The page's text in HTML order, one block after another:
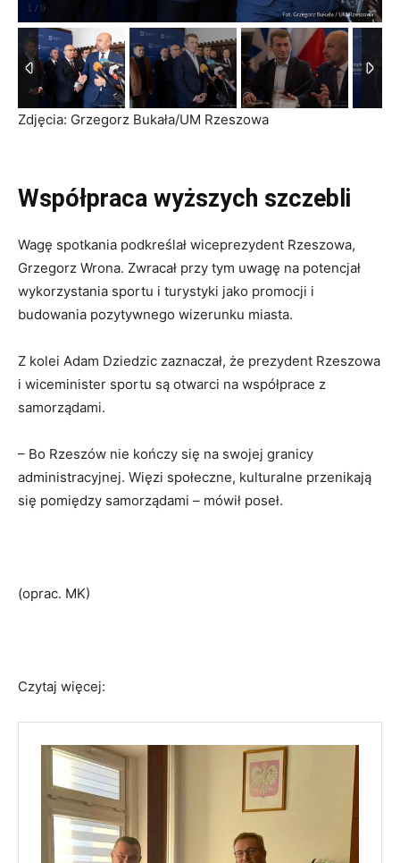
1 / 9
Zdjęcia: Grzegorz Bukała/UM Rzeszowa
Współpraca wyższych szczebli
Wagę spotkania podkreślał wiceprezydent Rzeszowa,
Grzegorz Wrona. Zwracał przy tym uwagę na potencjał
wykorzystania sportu i turystyki jako promocji i
budowania pozytywnego wizerunku miasta.
Z kolei Adam Dziedzic zaznaczał, że prezydent Rzeszowa
i wiceminister sportu są otwarci na współprace z
samorządami.
– Bo Rzeszów nie kończy się na swojej granicy
administracyjnej. Więzi społeczne, kulturalne przenikają
się pomiędzy samorządami – mówił poseł.
(oprac. MK)
Czytaj więcej: